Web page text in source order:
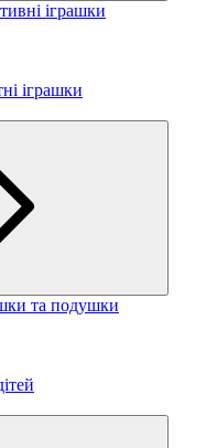
іграшки
іграшки
та подушки